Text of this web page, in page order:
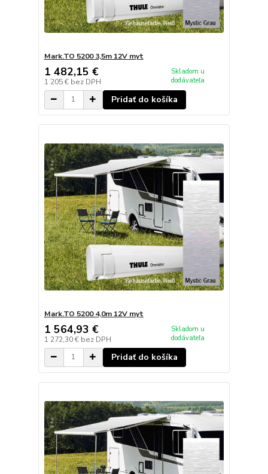
Mark.TO 5200 3,5m 12V myt
1 482,15 €
1 205 € bez DPH
Skladom u
dodávateľa
Pridať do košíka
Mark.TO 5200 4,0m 12V myt
1 564,93 €
1 272,30 € bez DPH
Skladom u
dodávateľa
Pridať do košíka